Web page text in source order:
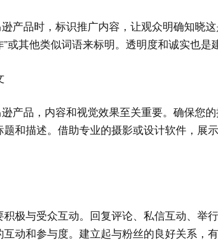
产品时，标识推广内容，让观众明确知晓
”或其他类似词语来标明。透明度和诚实也是
产品，内容和视觉效果至关重要。确保您
和描述。借助专业的摄影或设计软件，展
极与受众互动。回复评论、私信互动、举
动和参与度。建立起与粉丝的良好关系，